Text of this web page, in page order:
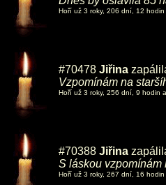
Hoří už 3 roky, 206 dní, 12 hodin
#70478 Jiřina
Vzpomínám na
Hoří už 3 roky, 256 dní, 9 hodin
#70388 Jiřina
S láskou vzpomínám
Hoří už 3 roky, 267 dní, 16 hodin